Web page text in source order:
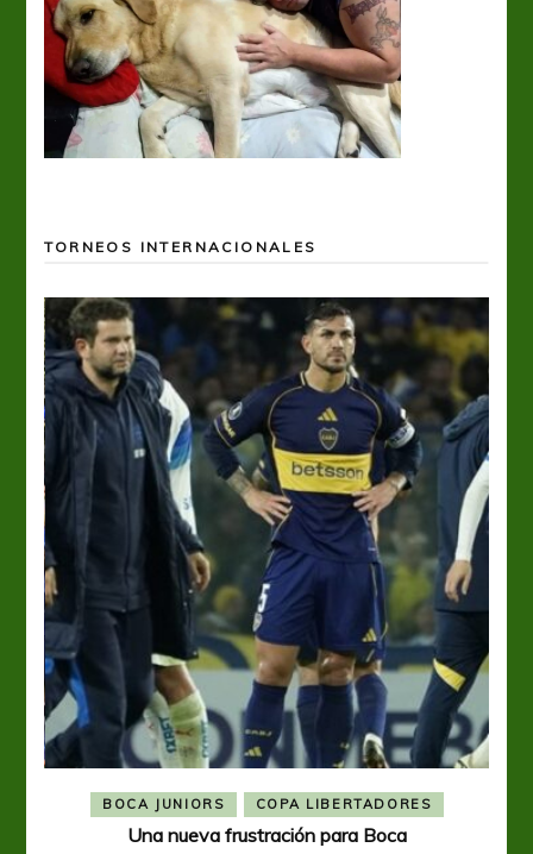
TORNEOS INTERNACIONALES
BOCA JUNIORS COPA LIBERTADORES
Una nueva frustración para Boca